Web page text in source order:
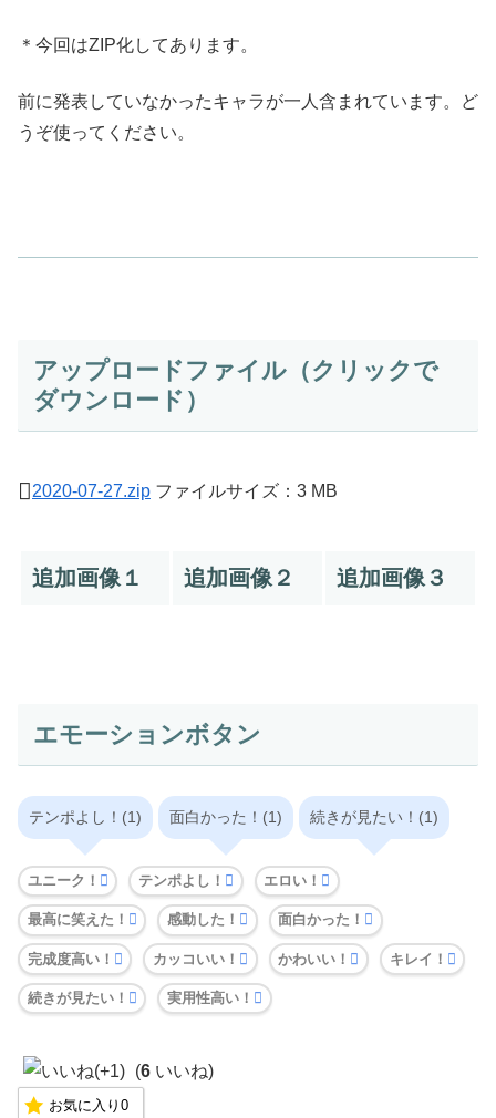
＊今回はZIP化してあります。
前に発表していなかったキャラが一人含まれています。ど
うぞ使ってください。
アップロードファイル（クリックで
ダウンロード）
2020-07-27.zip ファイルサイズ：3 MB
追加画像１ 追加画像２ 追加画像３
エモーションボタン
テンポよし！(1) 面白かった！(1) 続きが見たい！(1)
ユニーク！ テンポよし！ エロい！
最高に笑えた！ 感動した！ 面白かった！
完成度高い！ カッコいい！ かわいい！ キレイ！
続きが見たい！ 実用性高い！
(6 いいね)
お気に入り 0